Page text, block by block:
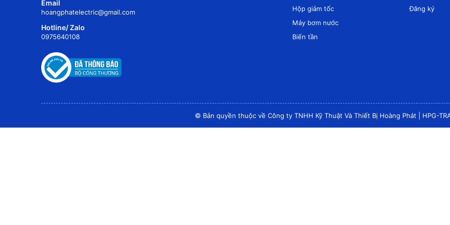
Email
hoangphatelectric@gmail.com
Hotline/ Zalo
0975640108
Hộp giảm tốc
Máy bơm nước
Biến tần
Đăng ký
© Bản quyền thuộc về Công ty TNHH Kỹ Thuật Và Thiết Bị Hoàng Phát HPG-